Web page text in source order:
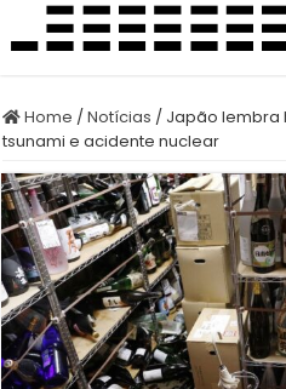
Home /Notícias / Japão lembra
tsunami e acidente nuclear